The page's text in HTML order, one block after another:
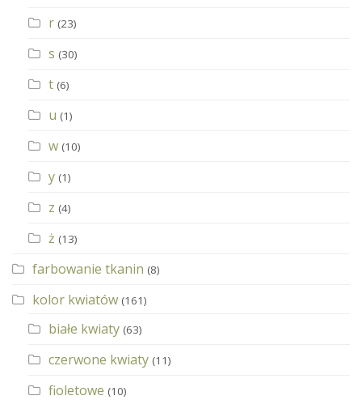
r (23)
s (30)
t (6)
u (1)
w (10)
y (1)
z (4)
ż (13)
farbowanie tkanin (8)
kolor kwiatów (161)
białe kwiaty (63)
czerwone kwiaty (11)
fioletowe (10)